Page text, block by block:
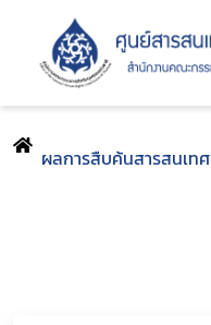
ผลการสืบค้นสารสนเทศ